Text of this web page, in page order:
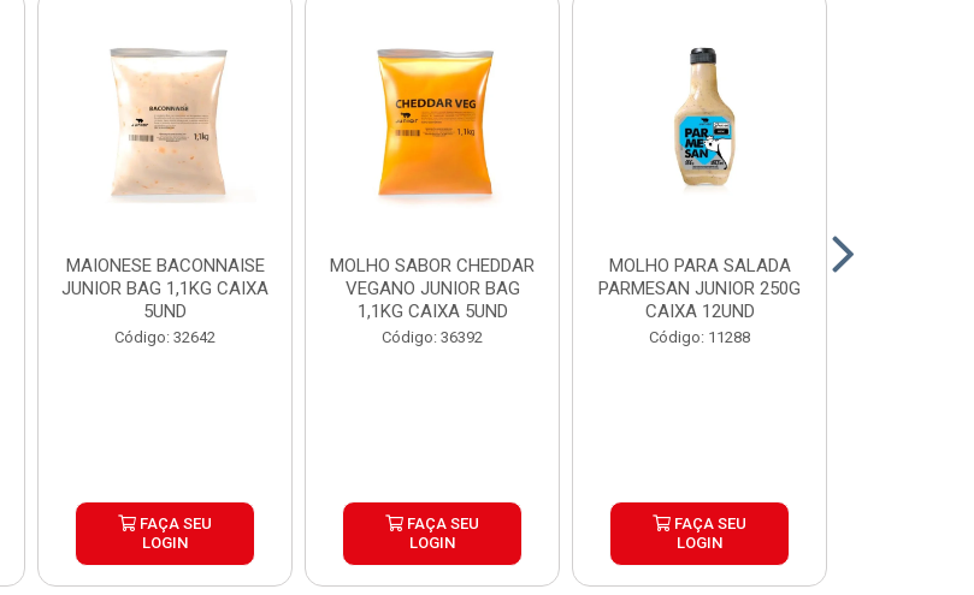
MAIONESE BACONNAISE
JUNIOR BAG 1,1KG CAIXA
5UND
Código: 32642
FAÇA SEU
LOGIN
MOLHO SABOR CHEDDAR
VEGANO JUNIOR BAG
1,1KG CAIXA 5UND
Código: 36392
FAÇA SEU
LOGIN
MOLHO PARA SALADA
PARMESAN JUNIOR 250G
CAIXA 12UND
Código: 11288
FAÇA SEU
LOGIN